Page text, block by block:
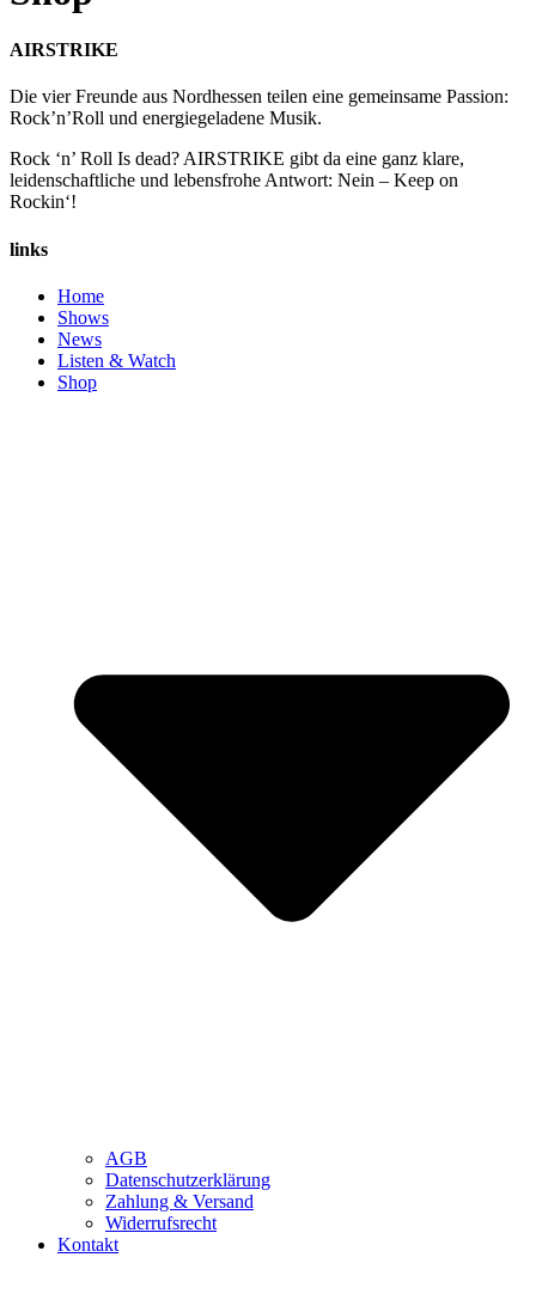
AIRSTRIKE
Die vier Freunde aus Nordhessen teilen eine gemeinsame Passion:
Rock’n’Roll und energiegeladene Musik.
Rock ‘n’ Roll Is dead?AIRSTRIKE gibt da eine ganz klare,
leidenschaftliche und lebensfrohe Antwort: Nein – Keep on
Rockin‘!
links
Home
Shows
News
Listen & Watch
Shop
AGB
Datenschutzerklärung
Zahlung & Versand
Widerrufsrecht
Kontakt